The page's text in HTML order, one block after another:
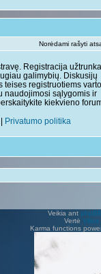
Norėdami rašyti
Registracija
galimybių. Diskusijų
registruotiems
naudojimosi sąlygomis ir
kiekvieno
| Privatumo politika
Veikia ant
Vertė Vilius
Karma functions